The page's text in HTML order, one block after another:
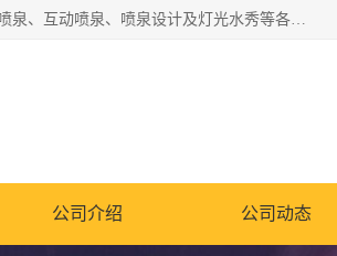
湖北奇通瑞科技有限公司（penquan.cn.b2b168.com）业务范围涵盖：音乐喷泉、旱地喷泉、互动喷泉、喷泉设计及灯光水秀等各类水景工程，广泛应用于公园、城市广场、商业综合体、旅游景区、住宅社区等领域。
公司介绍 公司动态